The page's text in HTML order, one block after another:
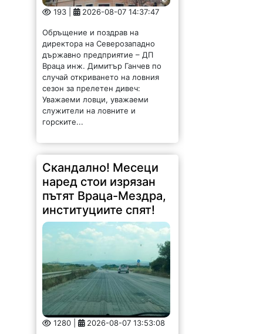
193 | 2026-08-07 14:37:47
Обръщение и поздрав на
директора на Северозападно
държавно предприятие – ДП
Враца инж. Димитър Ганчев по
случай откриването на ловния
сезон за прелетен дивеч:
Уважаеми ловци, уважаеми
служители на ловните и
горските...
Скандално! Месеци
наред стои изрязан
пътят Враца-Мездра,
институциите спят!
1280 | 2026-08-07 13:53:08